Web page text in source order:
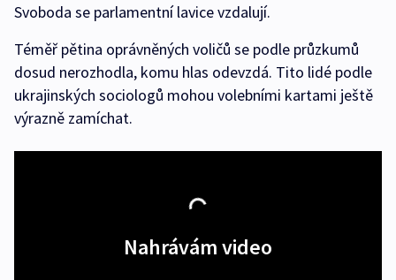
Svoboda se parlamentní lavice vzdalují.
Téměř pětina oprávněných voličů se podle průzkumů
dosud nerozhodla, komu hlas odevzdá. Tito lidé podle
ukrajinských sociologů mohou volebními kartami ještě
výrazně zamíchat.
Nahrávám video